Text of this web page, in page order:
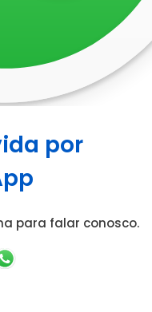
por
para falar conosco.